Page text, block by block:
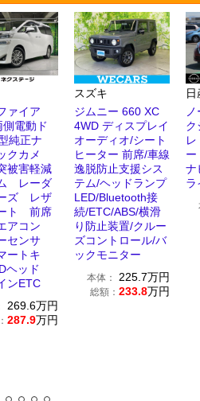
ァイア
電動ド
純正ナ
クカメ
被害軽減
レーダ
ズ レザ
ト 前席
アコン
センサ
ートキ
ヘッド
ンETC
269.6万円
287.9万円
スズキ
ジムニー 660 XC
4WD ディスプレイ
オーディオ/シート
ヒーター 前席/車線
逸脱防止支援シス
テム/ヘッドランプ
LED/Bluetooth接
続/ETC/ABS/横滑
り防止装置/クルー
ズコントロール/バ
ックモニター
本体： 225.7万円
総額： 233.8万円
日
ク
ナ
ラ